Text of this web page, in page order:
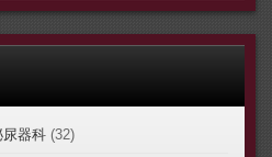
器科(32)